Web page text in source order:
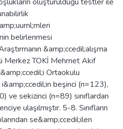
belirlenmesi
&amp;ccedil;alışma
Merkez TOKİ Mehmet Akif
Ortaokulu
beşinci (n=123),
ve sekizinci (n=89) sınıflardan
ulaşılmıştır. 5-8. Sınıfların
se&amp;ccedil;ilen